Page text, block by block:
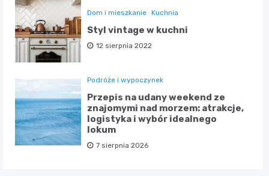
Dom i mieszkanie Kuchnia
Styl vintage w kuchni
12 sierpnia 2022
Podróże i wypoczynek
Przepis na udany weekend ze
znajomymi nad morzem: atrakcje,
logistyka i wybór idealnego
lokum
7 sierpnia 2026